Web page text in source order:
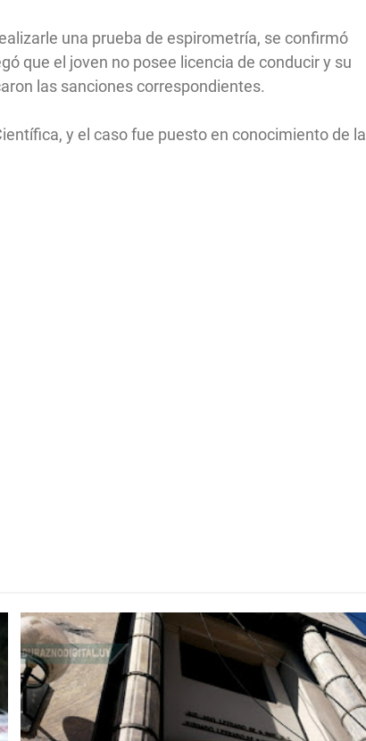
una prueba de espirometría, se confirmó
que el joven no posee licencia de conducir y su
las sanciones correspondientes.
y el caso fue puesto en conocimiento de la